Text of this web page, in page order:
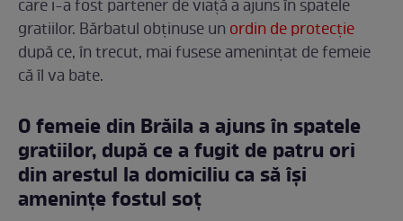
care i-a fost partener de viață a ajuns în spatele
gratiilor. Bărbatul obținuse un ordin de protecție
după ce, în trecut, mai fusese amenințat de femeie
că îl va bate.
O femeie din Brăila a ajuns în spatele
gratiilor, după ce a fugit de patru ori
din arestul la domiciliu ca să își
amenințe fostul soț